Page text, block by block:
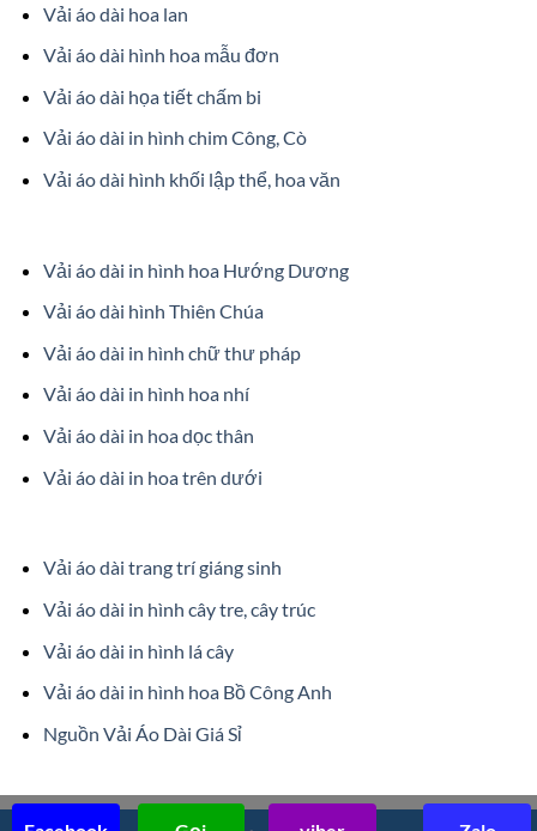
Vải áo dài hoa lan
Vải áo dài hình hoa mẫu đơn
Vải áo dài họa tiết chấm bi
Vải áo dài in hình chim Công, Cò
Vải áo dài hình khối lập thể, hoa văn
Vải áo dài in hình hoa Hướng Dương
Vải áo dài hình Thiên Chúa
Vải áo dài in hình chữ thư pháp
Vải áo dài in hình hoa nhí
Vải áo dài in hoa dọc thân
Vải áo dài in hoa trên dưới
Vải áo dài trang trí giáng sinh
Vải áo dài in hình cây tre, cây trúc
Vải áo dài in hình lá cây
Vải áo dài in hình hoa Bồ Công Anh
Nguồn Vải Áo Dài Giá Sỉ